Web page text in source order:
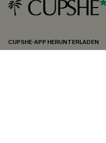
CUPSHE-APP HERUNTERLADEN